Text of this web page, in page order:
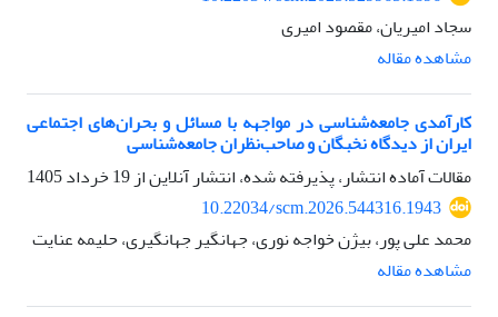
سجاد امیریان، مقصود امیری
مشاهده مقاله
کارآمدی جامعه‌شناسی در مواجهه با مسائل و بحران‌های اجتماعی
ایران از دیدگاه نخبگان و صاحب‌نظران جامعه‌شناسی
مقالات آماده انتشار، پذیرفته شده، انتشار آنلاین از19 خرداد 1405
10.22034/scm.2026.544316.1943
محمد علی پور، بیژن خواجه نوری، جهانگیر جهانگیری، حلیمه عنایت
مشاهده مقاله